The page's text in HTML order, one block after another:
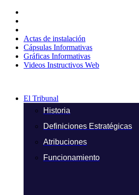
contenido
Actas de instalación
Cápsulas Informativas
Gráficas Informativas
Videos Instructivos Web
El Tribunal
Historia
Definiciones Estratégicas
Atribuciones
Funcionamiento